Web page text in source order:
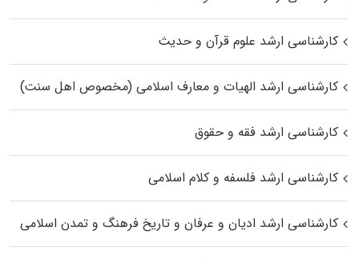
کارشناسی ارشد علوم قرآن و حدیث
کارشناسی ارشد الهیات و معارف اسلامی (مخصوص اهل سنت)
کارشناسی ارشد فقه و حقوق
کارشناسی ارشد فلسفه و کلام اسلامی
کارشناسی ارشد ادیان و عرفان و تاریخ فرهنگ و تمدن اسلامی